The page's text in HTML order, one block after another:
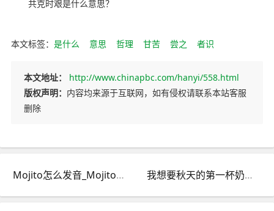
共克时艰是什么意思？
本文标签： 是什么 意思 哲理 甘苦 尝之 者识
本文地址：
http://www.chinapbc.com/hanyi/558.html
版权声明： 内容均来源于互联网，如有侵权请联系本站客服
删除
Mojito怎么发音_Mojito读音_mojito是什么意思？ 我想要秋天的第一杯奶茶是什么意思_秋天的第一杯奶茶是什么梗？